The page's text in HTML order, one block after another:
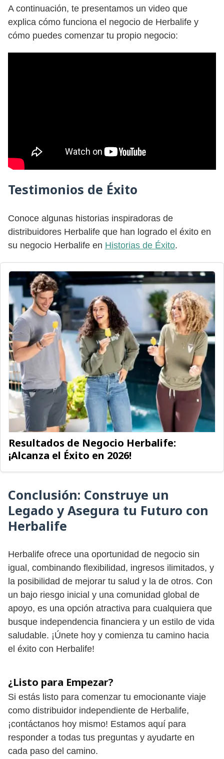
A continuación, te presentamos un video que
explica cómo funciona el negocio de Herbalife y
cómo puedes comenzar tu propio negocio:
Testimonios de Éxito
Conoce algunas historias inspiradoras de
distribuidores Herbalife que han logrado el éxito en
su negocio Herbalife en Historias de Éxito.
Resultados de Negocio Herbalife:
¡Alcanza el Éxito en 2026!
Conclusión: Construye un
Legado y Asegura tu Futuro con
Herbalife
Herbalife ofrece una oportunidad de negocio sin
igual, combinando flexibilidad, ingresos ilimitados, y
la posibilidad de mejorar tu salud y la de otros. Con
un bajo riesgo inicial y una comunidad global de
apoyo, es una opción atractiva para cualquiera que
busque independencia financiera y un estilo de vida
saludable. ¡Únete hoy y comienza tu camino hacia
el éxito con Herbalife!
¿Listo para Empezar?
Si estás listo para comenzar tu emocionante viaje
como distribuidor independiente de Herbalife,
¡contáctanos hoy mismo! Estamos aquí para
responder a todas tus preguntas y ayudarte en
cada paso del camino.